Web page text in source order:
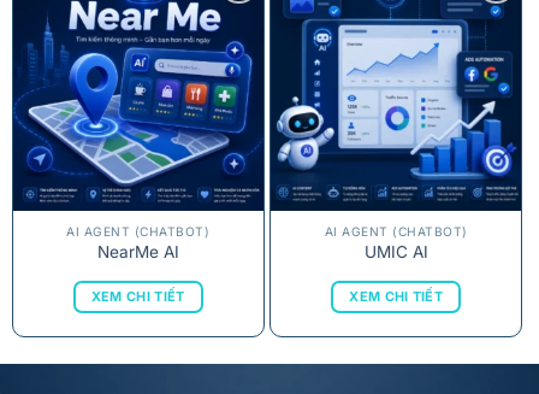
AI AGENT (CHATBOT)
NearMe AI
XEM CHI TIẾT
AI AGENT (CHATBOT)
UMIC AI
XEM CHI TIẾT